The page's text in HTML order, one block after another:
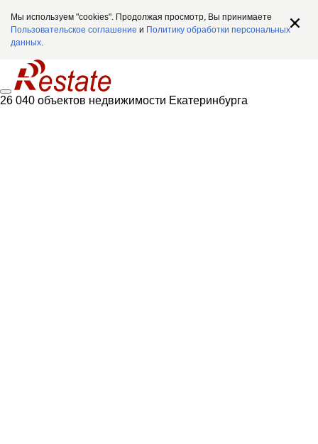
Мы используем "cookies". Продолжая просмотр, Вы принимаете
Пользовательское соглашение и Политику обработки персональных
данных.
26 040 объектов недвижимости Екатеринбурга